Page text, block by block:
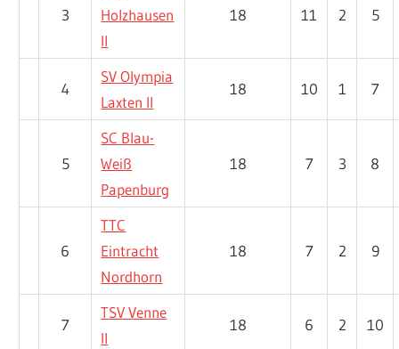
3
Holzhausen
II
18 11 2 5
4
SV Olympia
Laxten II
18 10 1 7
5
SC Blau-
Weiß
Papenburg
18 7 3 8
6
TTC
Eintracht
Nordhorn
18 7 2 9
7
TSV Venne
II
18 6 2 10